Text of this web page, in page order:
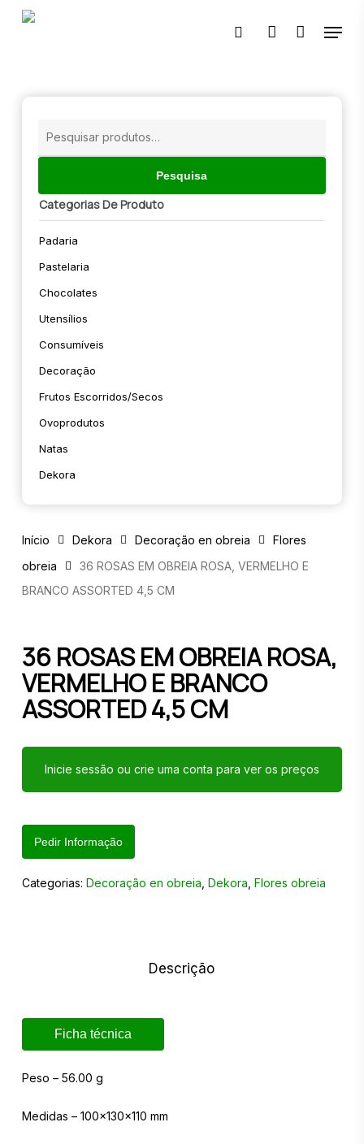
Skip
🔍
pesquisaraccount
Menu
Pesquisa
Categorias De Produto
Padaria
Pastelaria
Chocolates
Utensílios
Consumíveis
Decoração
Frutos Escorridos/secos
Ovoprodutos
Natas
Dekora
Início Dekora Decoração en obreia
Flores
obreia
36 ROSAS EM OBREIA ROSA, VERMELHO E
BRANCO ASSORTED 4,5 CM
36 ROSAS EM OBREIA ROSA,
VERMELHO E BRANCO
ASSORTED 4,5 CM
Inicie sessão ou crie uma conta para ver os preços
Pedir Informação
Categorias: Decoração en obreia Dekora Flores obreia
Descrição
Ficha técnica
Peso – 56.00 g
Medidas – 100x130x110 mm